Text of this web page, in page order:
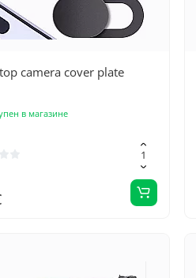
camera cover plate
в магазине